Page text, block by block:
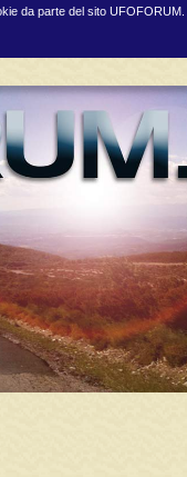
da parte del sito UFOFORUM.